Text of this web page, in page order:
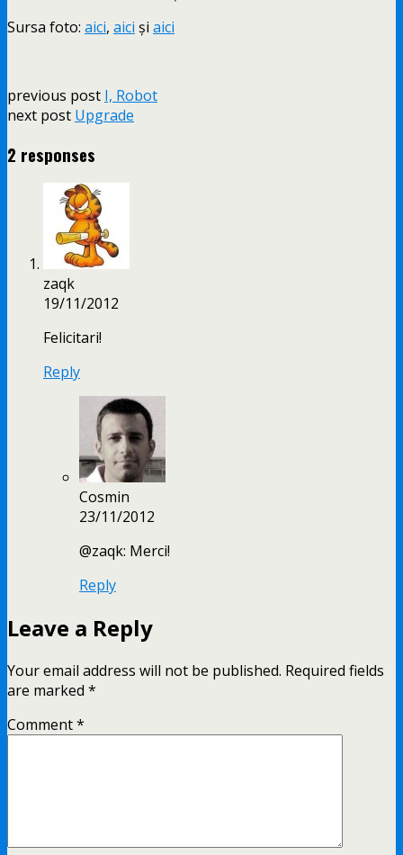
Sursa foto: aici, aici și aici
previous post I, Robot
next post Upgrade
2 responses
zaqk
19/11/2012
Felicitari!
Reply
Cosmin
23/11/2012
@zaqk: Merci!
Reply
Leave a Reply
Your email address will not be published. Required fields
are marked *
Comment*